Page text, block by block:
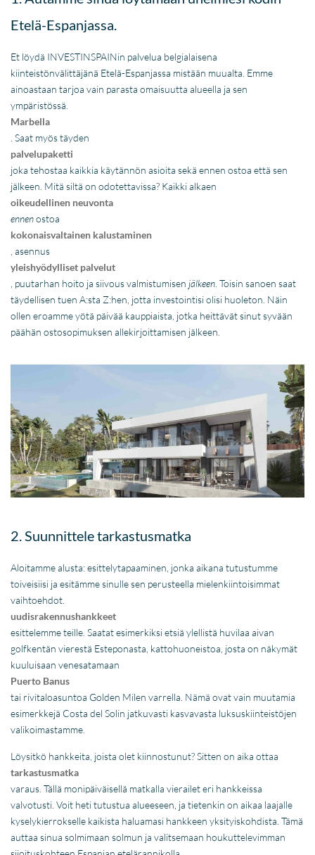
Etelä-Espanjassa.
Et löydä INVESTINSPAINin palvelua belgialaisena
kiinteistönvälittäjänä Etelä-Espanjassa mistään muualta. Emme
ainoastaan tarjoa vain parasta omaisuutta alueella ja sen
ympäristössä.
Marbella
. Saat myös täyden
palvelupaketti
joka tehostaa kaikkia käytännön asioita sekä ennen ostoa että sen
jälkeen. Mitä siltä on odotettavissa? Kaikki alkaen
oikeudellinen neuvonta
ennenostoa
kokonaisvaltainen kalustaminen
, asennus
yleishyödylliset palvelut
, puutarhan hoito ja siivous valmistumisen jälkeen . Toisin sanoen saat
täydellisen tuen A:sta Z:hen, jotta investointisi olisi huoleton. Näin
ollen eroamme yötä päivää kauppiaista, jotka heittävät sinut syvään
päähän ostosopimuksen allekirjoittamisen jälkeen.
2. Suunnittele tarkastusmatka
Aloitamme alusta: esittelytapaaminen, jonka aikana tutustumme
toiveisiisi ja esitämme sinulle sen perusteella mielenkiintoisimmat
vaihtoehdot.
uudisrakennushankkeet
esittelemme teille. Saatat esimerkiksi etsiä ylellistä huvilaa aivan
golfkentän vierestä Esteponasta, kattohuoneistoa, josta on näkymät
kuuluisaan venesatamaan
Puerto Banus
tai rivitaloasuntoa Golden Milen varrella. Nämä ovat vain muutamia
esimerkkejä Costa del Solin jatkuvasti kasvavasta luksuskiinteistöjen
valikoimastamme.
Löysitkö hankkeita, joista olet kiinnostunut? Sitten on aika ottaa
tarkastusmatka
varaus. Tällä monipäiväisellä matkalla vierailet eri hankkeissa
valvotusti. Voit heti tutustua alueeseen, ja tietenkin on aikaa laajalle
kyselykierrokselle kaikista haluamasi hankkeen yksityiskohdista. Tämä
auttaa sinua solmimaan solmun ja valitsemaan houkuttelevimman